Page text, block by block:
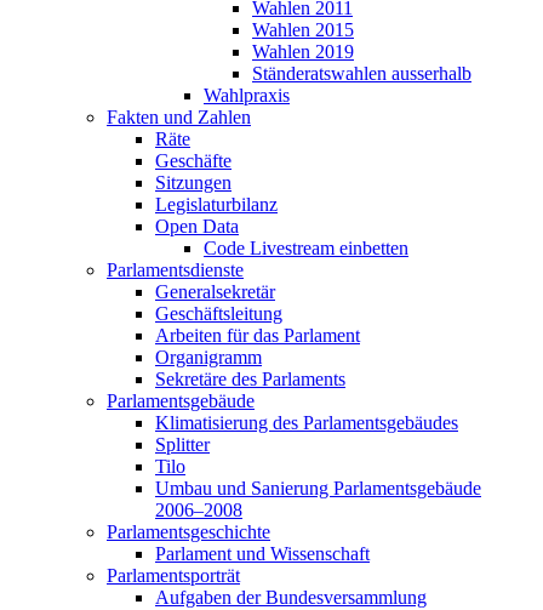
Wahlen 2011
Wahlen 2015
Wahlen 2019
Ständeratswahlen ausserhalb
Wahlpraxis
Fakten und Zahlen
Räte
Geschäfte
Sitzungen
Legislaturbilanz
Open Data
Code Livestream einbetten
Parlamentsdienste
Generalsekretär
Geschäftsleitung
Arbeiten für das Parlament
Organigramm
Sekretäre des Parlaments
Parlamentsgebäude
Klimatisierung des Parlamentsgebäudes
Splitter
Tilo
Umbau und Sanierung Parlamentsgebäude
2006–2008
Parlamentsgeschichte
Parlament und Wissenschaft
Parlamentsporträt
Aufgaben der Bundesversammlung